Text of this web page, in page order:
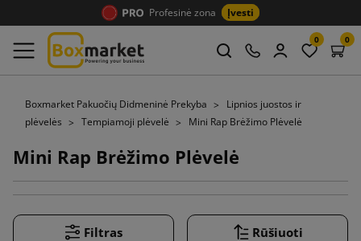
Profesinė zona Įvesti
0 0
Boxmarket Pakuočių Didmeninė Prekyba
Lipnios juostos ir
plėvelės
Tempiamoji plėvelė Mini Rap Brėžimo Plėvelė
Mini Rap Brėžimo Plėvelė
Filtras Rūšiuoti